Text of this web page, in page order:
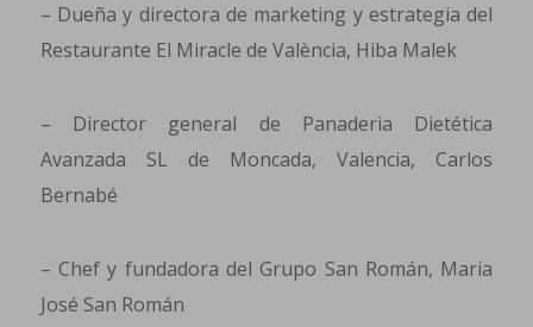
– Dueña y directora de marketing y estrategia del
Restaurante El Miracle de València, Hiba Malek
– Director general de Panaderia Dietética
Avanzada SL de Moncada, Valencia, Carlos
Bernabé
– Chef y fundadora del Grupo San Román, Maria
José San Román